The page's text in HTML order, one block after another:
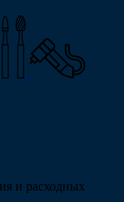
и расходных